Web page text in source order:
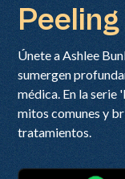
Únete a Ashlee
sumergen
médica. En la serie
mitos comunes y
tratamientos.